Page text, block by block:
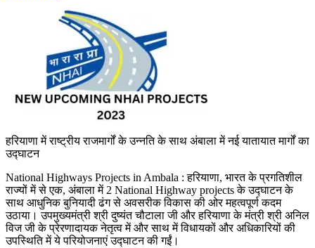
हरियाणा में राष्ट्रीय राजमार्गों के उन्नति के साथ अंबाला में नई यातायात मार्गों का
उद्घाटन
National Highways Projects in Ambala : हरियाणा, भारत के प्रगतिशील
राज्यों में से एक, अंबाला में 2 National Highway projects के उद्घाटन के
साथ आधुनिक बुनियादी ढंग से अवसरीक विकास की ओर महत्वपूर्ण कदम
उठाया। उपमुख्यमंत्री श्री दुष्यंत चौटाला जी और हरियाणा के मंत्री श्री अनिल
विज जी के प्रेरणादायक नेतृत्व में और साथ में विधायकों और अधिकारियों की
उपस्थिति में ये परियोजनाएं उद्घाटन की गईं।